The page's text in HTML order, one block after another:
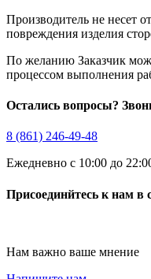
Производитель не несет
повреждения изделия
По желанию Заказчик
процессом выполнения
Остались вопросы?
8 (861) 246-49-48
Ежедневно с 10:00 до
Присоединйтесь к нам в
Нам важно ваше мнение